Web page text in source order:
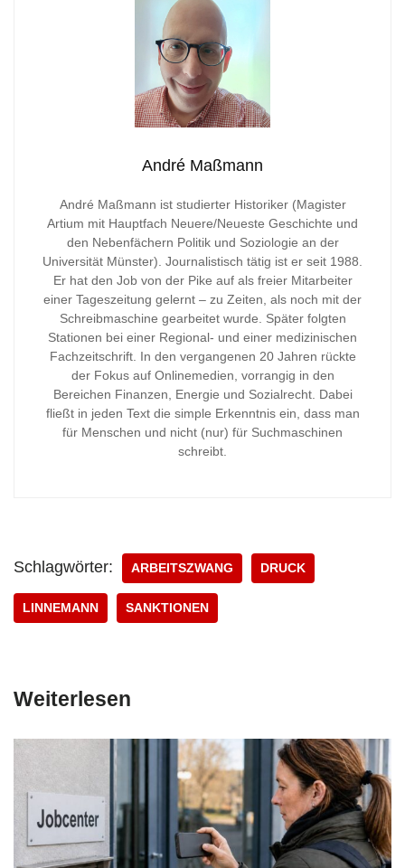
André Maßmann
André Maßmann ist studierter Historiker (Magister
Artium mit Hauptfach Neuere/Neueste Geschichte und
den Nebenfächern Politik und Soziologie an der
Universität Münster). Journalistisch tätig ist er seit 1988.
Er hat den Job von der Pike auf als freier Mitarbeiter
einer Tageszeitung gelernt – zu Zeiten, als noch mit der
Schreibmaschine gearbeitet wurde. Später folgten
Stationen bei einer Regional- und einer medizinischen
Fachzeitschrift. In den vergangenen 20 Jahren rückte
der Fokus auf Onlinemedien, vorrangig in den
Bereichen Finanzen, Energie und Sozialrecht. Dabei
fließt in jeden Text die simple Erkenntnis ein, dass man
für Menschen und nicht (nur) für Suchmaschinen
schreibt.
Schlagwörter: ARBEITSZWANG DRUCK
LINNEMANN SANKTIONEN
Weiterlesen